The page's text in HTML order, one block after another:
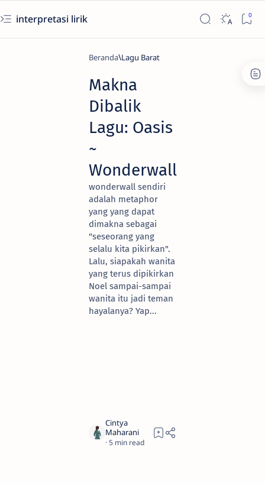
interpretasi lirik
Beranda Lagu Barat
Makna
Dibalik
Lagu: Oasis
~
Wonderwall
wonderwall sendiri
adalah metaphor
yang yang dapat
dimakna sebagai
"seseorang yang
selalu kita pikirkan".
Lalu, siapakah wanita
yang terus dipikirkan
Noel sampai-sampai
wanita itu jadi teman
hayalanya? Yap...
5